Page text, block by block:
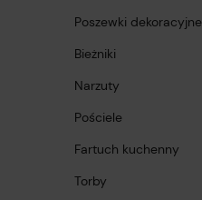
Poszewki dekoracyjne
Bieżniki
Narzuty
Pościele
Fartuch kuchenny
Torby